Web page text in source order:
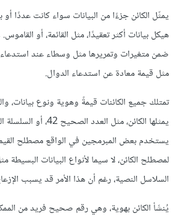
يمثّل الكائن جزءًا من البيانات سواء كانت عددًا
هيكل بيانات أكثر تعقيدًا، مثل القائمة، أو
ضمن متغيرات وتمريرها مثل وسطاء عند
مثل قيمة معادة عن استدعاء الدوال.
تمتلك جميع الكائنات قيمةً وهوية ونوع بيانات،
يمثلها الكائن، مثل العدد الصحيح 42، أو السلسلة النصية
يستخدم بعض المبرمجين في الواقع مصطلح
لمصطلح الكائن، لا سيما لأنواع البيانات البسيطة
السلاسل النصية، رغم أن هذا الأمر قد يسبب
يُنشَأ الكائن بهوية، وهي رقم صحيح فريد من